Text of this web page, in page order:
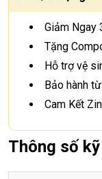
Giảm Ngay
Tặng
Hỗ trợ vệ
Bảo hành
Cam Kết
Thông số